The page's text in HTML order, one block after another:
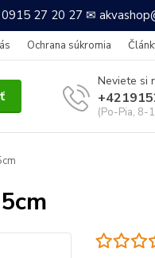
27 20 27 ✉
Ochrana súkromia
Neviete si
(Po-Pia, 8-